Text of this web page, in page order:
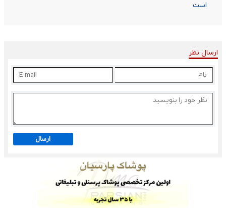
است
ارسال نظر
ارسال